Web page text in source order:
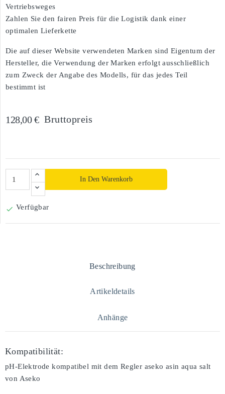
Vertriebsweges
Zahlen Sie den fairen Preis für die Logistik dank einer
optimalen Lieferkette
Die auf dieser Website verwendeten Marken sind Eigentum der
Hersteller, die Verwendung der Marken erfolgt ausschließlich
zum Zweck der Angabe des Modells, für das jedes Teil
bestimmt ist
128,00 € Bruttopreis
In Den Warenkorb
 Verfügbar
Beschreibung
Artikeldetails
Anhänge
Kompatibilität:
pH-Elektrode kompatibel mit dem Regler aseko asin aqua salt
von Aseko